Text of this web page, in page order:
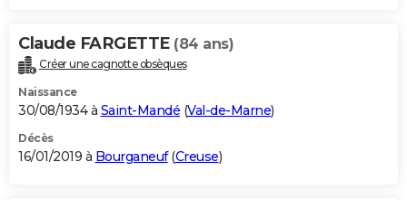
Claude FARGETTE (84 ans)
Créer une cagnotte obsèques
Naissance
30/08/1934 à Saint-Mandé (Val-de-Marne)
Décès
16/01/2019 à Bourganeuf(Creuse)